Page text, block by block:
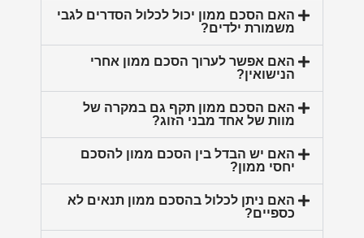
האם הסכם ממון יכול לכלול הסדרים לגבי
משמורת ילדים?
האם אפשר לערוך הסכם ממון אחרי
הנישואין?
האם הסכם ממון תקף גם במקרה של
מוות של אחד מבני הזוג?
האם יש הבדל בין הסכם ממון להסכם
יחסי ממון?
האם ניתן לכלול בהסכם ממון תנאים לא
כספיים?